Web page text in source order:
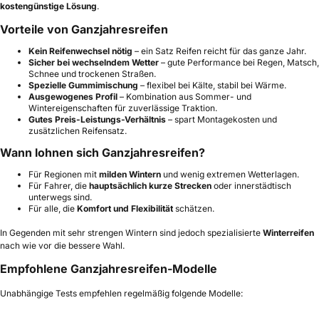
kostengünstige Lösung.
Vorteile von Ganzjahresreifen
Kein Reifenwechsel nötig – ein Satz Reifen reicht für das ganze Jahr.
Sicher bei wechselndem Wetter – gute Performance bei Regen, Matsch,
Schnee und trockenen Straßen.
Spezielle Gummimischung – flexibel bei Kälte, stabil bei Wärme.
Ausgewogenes Profil – Kombination aus Sommer- und
Wintereigenschaften für zuverlässige Traktion.
Gutes Preis-Leistungs-Verhältnis – spart Montagekosten und
zusätzlichen Reifensatz.
Wann lohnen sich Ganzjahresreifen?
Für Regionen mit milden Wintern und wenig extremen Wetterlagen.
Für Fahrer, die hauptsächlich kurze Strecken oder innerstädtisch
unterwegs sind.
Für alle, die Komfort und Flexibilität schätzen.
In Gegenden mit sehr strengen Wintern sind jedoch spezialisierte Winterreifen
nach wie vor die bessere Wahl.
Empfohlene Ganzjahresreifen-Modelle
Unabhängige Tests empfehlen regelmäßig folgende Modelle: